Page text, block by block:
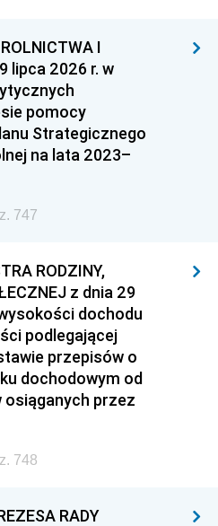
I
lipca 2026 r. w
pomocy
Strategicznego
na lata 2023–
747
RODZINY,
z dnia 29
dochodu
podlegającej
przepisów o
dochodowym od
przez
748
RADY